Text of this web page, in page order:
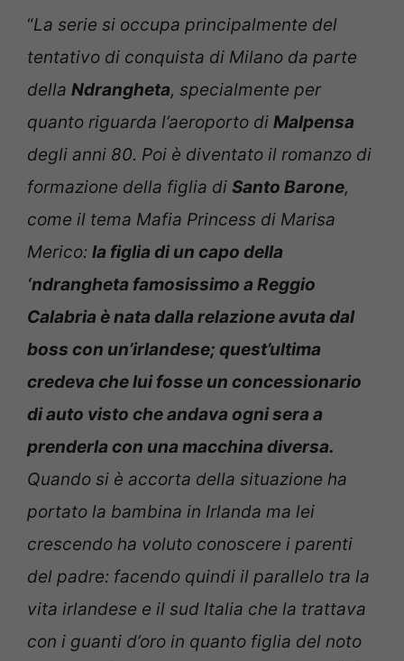
“La serie si occupa principalmente del
tentativo di conquista di Milano da parte
della Ndrangheta, specialmente per
quanto riguarda l’aeroporto di Malpensa
degli anni 80. Poi è diventato il romanzo di
formazione della figlia di Santo Barone,
come il tema Mafia Princess di Marisa
Merico: la figlia di un capo della
‘ndrangheta famosissimo a Reggio
Calabria è nata dalla relazione avuta dal
boss con un’irlandese; quest’ultima
credeva che lui fosse un concessionario
di auto visto che andava ogni sera a
prenderla con una macchina diversa.
Quando si è accorta della situazione ha
portato la bambina in Irlanda ma lei
crescendo ha voluto conoscere i parenti
del padre: facendo quindi il parallelo tra la
vita irlandese e il sud Italia che la trattava
con i guanti d’oro in quanto figlia del noto